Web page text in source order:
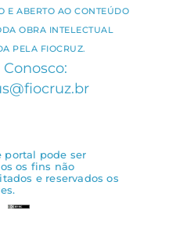
E ABERTO AO CONTEÚDO
OBRA INTELECTUAL
PELA FIOCRUZ.
Conosco:
portal pode ser
os fins não
e reservados os